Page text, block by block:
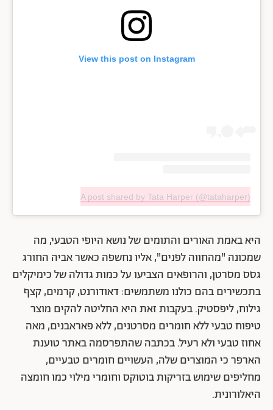
View this post on Instagram
A post shared by Tata Harper (@tataharper)
היא באמת האורים והתומים של נושא היופי הטבעי, מה
שמכונה "מהחווה לפנים", אליו נחשפה כאשר אביה החורג
גסס מסרטן, והרופאים הצביעו על כמות גדולה של כימיקלים
בתכשירים בהם כולנו משתמשים: דאודורנט, קרמים, קצף
גילוח, ליפסטיק. בעקבות זאת היא החליטה להקים מוצר
טיפוח טבעי ללא חומרים מסרטנים, ללא פאראבנים, מאה
אחוז טבעי ולא רעיל. בכתבה שהתפרסמה באתר טוענת
הארפר כי המוצרים שלה, העשויים חומרים טבעיים,
מחליפים שימוש בזריקות בוטוקס וחומרי מילוי כמו חומצה
היאלורונית.